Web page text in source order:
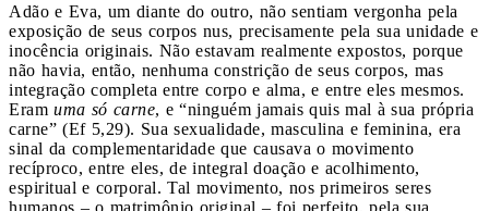
Adão e Eva, um diante do outro, não sentiam vergonha pela
exposição de seus corpos nus, precisamente pela sua unidade e
inocência originais. Não estavam realmente expostos, porque
não havia, então, nenhuma constrição de seus corpos, mas
integração completa entre corpo e alma, e entre eles mesmos.
Eram uma só carne, e “ninguém jamais quis mal à sua própria
carne” (Ef 5,29). Sua sexualidade, masculina e feminina, era
sinal da complementaridade que causava o movimento
recíproco, entre eles, de integral doação e acolhimento,
espiritual e corporal. Tal movimento, nos primeiros seres
humanos – o matrimônio original – foi perfeito, pela sua